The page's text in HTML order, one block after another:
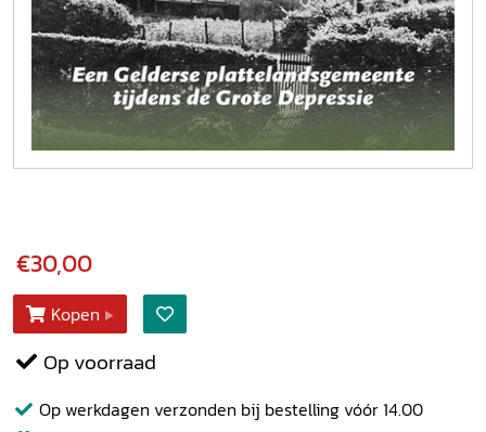
€30,00
Kopen
Op voorraad
Op werkdagen verzonden bij bestelling vóór 14.00